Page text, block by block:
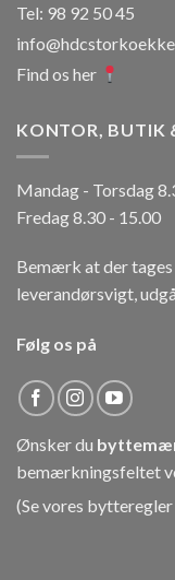
Tel: 98 92 50 45
Find os her
KONTOR, BUTIK
Mandag - Torsdag
Fredag 8.30 - 15.00
Bemærk at der
leverandørsvigt,
Følg os på
Ønsker du
bemærkningsfeltet
(Se vores